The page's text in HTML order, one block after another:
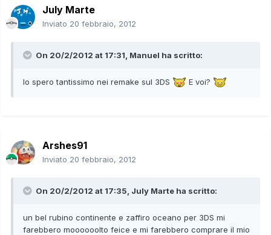
July Marte
Inviato 20 febbraio, 2012
On 20/2/2012 at 17:31, Manuel ha scritto:
Io spero tantissimo nei remake sul 3DS E voi?
Arshes91
Inviato 20 febbraio, 2012
On 20/2/2012 at 17:35, July Marte ha scritto:
un bel rubino continente e zaffiro oceano per 3DS mi
farebbero moooooolto feice e mi farebbero comprare il mio